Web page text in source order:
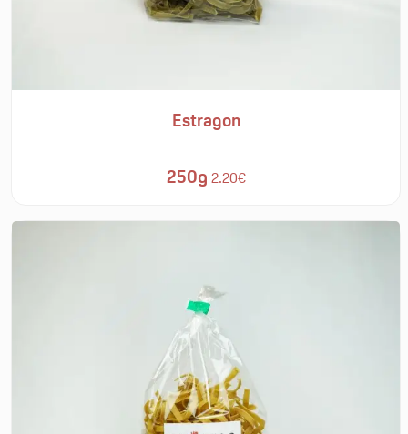
Estragon
250g 2.20€